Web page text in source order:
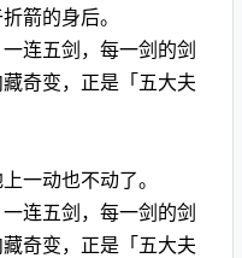
箭的身后。
连五剑，每一剑的剑
奇变，正是「五大夫
一动也不动了。
连五剑，每一剑的剑
奇变，正是「五大夫